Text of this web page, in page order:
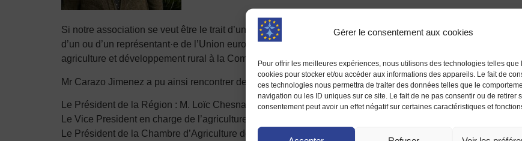
Gérer le consentement aux cookies
Pour offrir les meilleures expériences, nous utilisons des technologies telles que
cookies pour stocker et/ou accéder aux informations des appareils. Le fait de
ces technologies nous permettra de traiter des données telles que le
navigation ou les ID uniques sur ce site. Le fait de ne pas consentir ou de retirer
consentement peut avoir un effet négatif sur certaines caractéristiques et
Si notre association se veut être le trait d’union entre l’Europe et les territoires, il nous semble essentiel
d’un ou d’un représentant·e de l’Union européenne, d’où pour cette édition l’organisation de la visite de
agriculture et développement rural à la Commission européenne.
Mr Carazo Jimenez a pu ainsi rencontrer des acteurs clés du secteur en Bretagne tels que :
Le Président de la Région : M. Loïc Chesnais-Girard
Le Vice President en charge de l’agriculture à la Région : M. Arnaud Lécuyer
Le Président de la Chambre d’Agriculture de Bretagne : M. André Sergent